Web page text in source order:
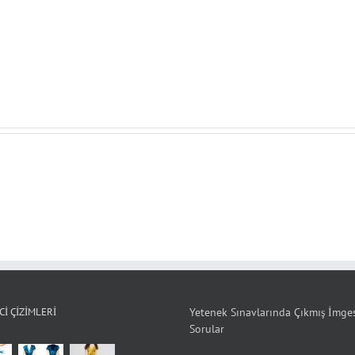
ÇIZIMLERI
Yetenek Sınavlarında Çıkmış
Sorular